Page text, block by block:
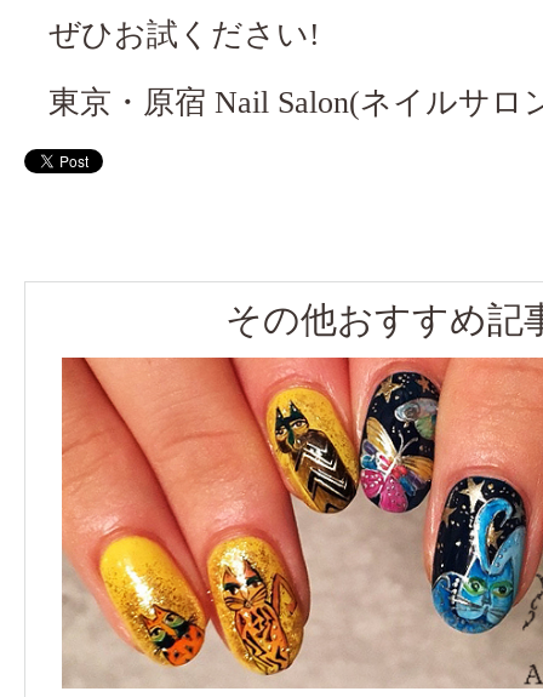
ぜひお試ください!
東京・原宿 Nail Salon(ネイルサロ
その他おすすめ記